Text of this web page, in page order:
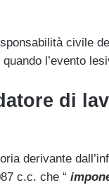
civile
l’evento
di
derivante
c.c. che “